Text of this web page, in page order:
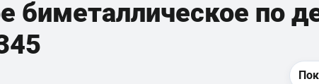
биметаллическое по